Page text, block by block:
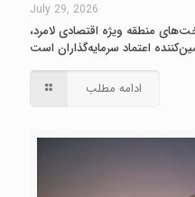
July 29, 2026
منطقه ویژه اقتصادی لامرد،
اعتماد سرمایه‌گذاران است
ادامه مطلب